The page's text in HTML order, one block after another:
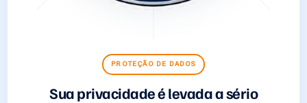
PROTEÇÃO DE DADOS
Sua privacidade é levada a sério